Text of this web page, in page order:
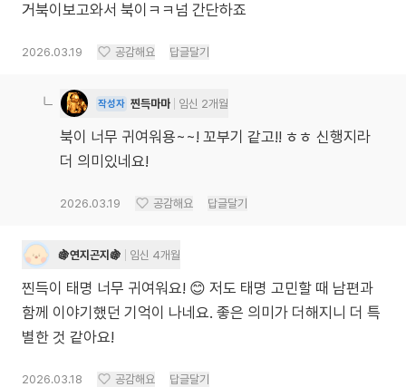
거북이보고와서 북이ㅋㅋ넘 간단하죠
2026.03.19 공감해요 답글달기
작성자 찐득마마 임신 2개월
북이 너무 귀여워용~~! 꼬부기 같고!! ㅎㅎ 신행지라
더 의미있네요!
2026.03.19 공감해요 답글달기
🍇연지곤지🍇 임신 4개월
찐득이 태명 너무 귀여워요! 😊 저도 태명 고민할 때 남편과
함께 이야기했던 기억이 나네요. 좋은 의미가 더해지니 더 특
별한 것 같아요!
2026.03.18 공감해요 답글달기